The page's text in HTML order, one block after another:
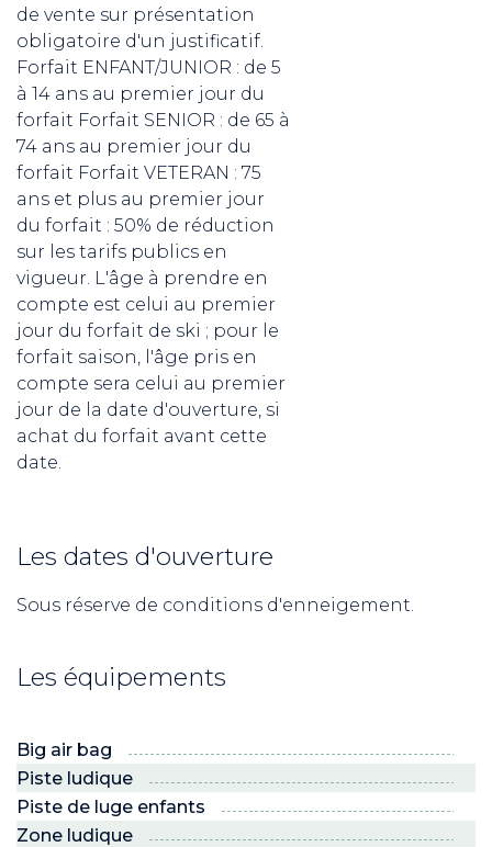
de vente sur présentation
obligatoire d'un justificatif.
Forfait ENFANT/JUNIOR : de 5
à 14 ans au premier jour du
forfait Forfait SENIOR : de 65 à
74 ans au premier jour du
forfait Forfait VETERAN : 75
ans et plus au premier jour
du forfait : 50% de réduction
sur les tarifs publics en
vigueur. L'âge à prendre en
compte est celui au premier
jour du forfait de ski ; pour le
forfait saison, l'âge pris en
compte sera celui au premier
jour de la date d'ouverture, si
achat du forfait avant cette
date.
Les dates d'ouverture
Sous réserve de conditions d'enneigement.
Les équipements
Big air bag
Piste ludique
Piste de luge enfants
Zone ludique